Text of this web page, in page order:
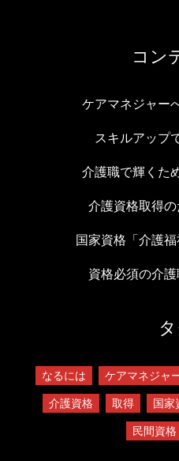
コン
ケアマネジャー
スキルアップ
介護職で輝くた
介護資格取得
国家資格「介護
資格必須の介
なるには ケアマネジャ
介護資格
取得 国家
民間資格